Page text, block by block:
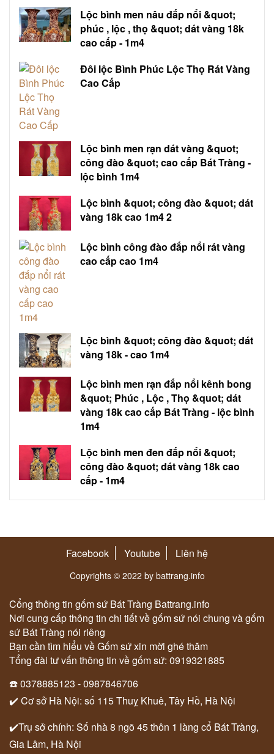
Lộc bình men nâu đắp nổi &quot;
phúc , lộc , thọ &quot; dát vàng 18k
cao cấp - 1m4
Đôi lộc Bình Phúc Lộc Thọ Rát Vàng
Cao Cấp
Lộc bình men rạn dát vàng &quot;
công đào &quot; cao cấp Bát Tràng -
lộc bình 1m4
Lộc bình &quot; công đào &quot; dát
vàng 18k cao 1m4 2
Lộc bình công đào đắp nổi rát vàng
cao cấp cao 1m4
Lộc bình &quot; công đào &quot; dát
vàng 18k - cao 1m4
Lộc bình men rạn đắp nổi kênh bong
&quot; Phúc , Lộc , Thọ &quot; dát
vàng 18k cao cấp Bát Tràng - lộc bình
1m4
Lộc bình men đen đắp nổi &quot;
công đào &quot; dát vàng 18k cao
cấp - 1m4
Facebook Youtube Liên hệ
Copyrights © 2022 by battrang.info
Cổng thông tin gốm sứ Bát Tràng Battrang.info
Nơi cung cấp thông tin chi tiết về gốm sứ nói chung và gốm
sứ Bát Tràng nói riêng
Bạn cần tìm hiểu về Gốm sứ xin mời ghé thăm
Tổng đài tư vấn thông tin về gốm sứ: 0919321885
☎️ 0378885123 - 0987846706
✔️ Cơ sở Hà Nội: số 115 Thuỵ Khuê, Tây Hồ, Hà Nội
✔️Trụ sở chính: Số nhà 8 ngõ 45 thôn 1 làng cổ Bát Tràng,
Gia Lâm, Hà Nội